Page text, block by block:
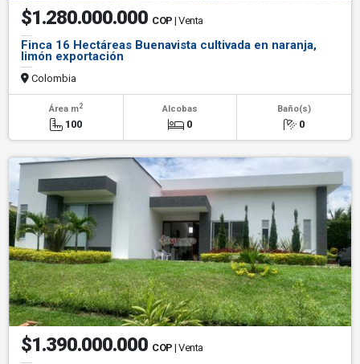
$1.280.000.000 COP | Venta
Finca 16 Hectáreas Buenavista cultivada en naranja,
limón exportación
Colombia
Área m2
100
Alcobas
0
Baño(s)
0
$1.390.000.000 COP | Venta